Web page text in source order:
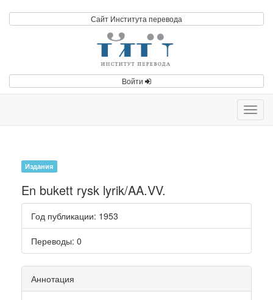
Сайт Института перевода
Войти
Издания
En bukett rysk lyrik/AA.VV.
Год публикации: 1953
Переводы: 0
Аннотация